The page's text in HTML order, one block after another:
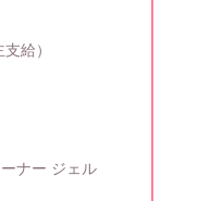
給）
ナー ジェル